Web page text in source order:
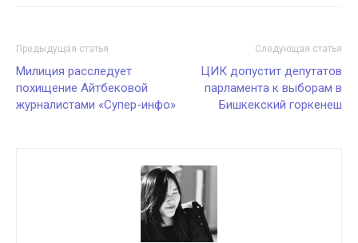
Предыдущая статья
Милиция расследует
похищение Айтбековой
журналистами «Супер-инфо»
Следующая статья
ЦИК допустит депутатов
парламента к выборам в
Бишкекский горкенеш